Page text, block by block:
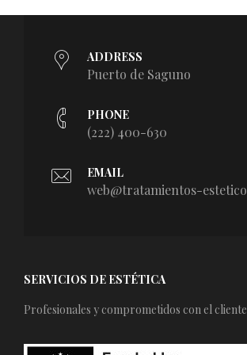
ADDRESS
Puerto de Saguno
PHONE
(222) 400-630
EMAIL
web@tratamientos-
SERVICIOS DE ESTÉTICA
Profesionales y comprometidos con el cliente